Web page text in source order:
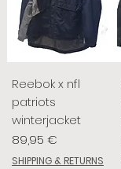
Reebok x nfl
patriots
winterjacket
Preis
89,95 €
SHIPPING & RETURNS